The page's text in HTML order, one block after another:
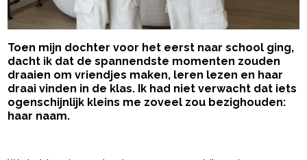
Toen mijn dochter voor het eerst naar school ging,
dacht ik dat de spannendste momenten zouden
draaien om vriendjes maken, leren lezen en haar
draai vinden in de klas. Ik had niet verwacht dat iets
ogenschijnlijk kleins me zoveel zou bezighouden:
haar naam.